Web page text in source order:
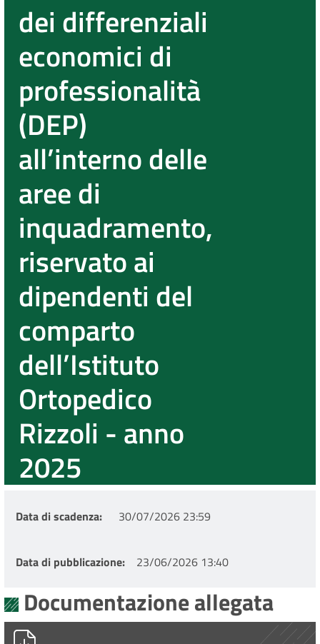
dei differenziali
economici di
professionalità
(DEP)
all’interno delle
aree di
inquadramento,
riservato ai
dipendenti del
comparto
dell’Istituto
Ortopedico
Rizzoli - anno
2025
Data di scadenza 30/07/2026 23:59
Data di pubblicazione 23/06/2026 13:40
Documentazione allegata
istruzioni IOR accesso al portale spid PERSONALE